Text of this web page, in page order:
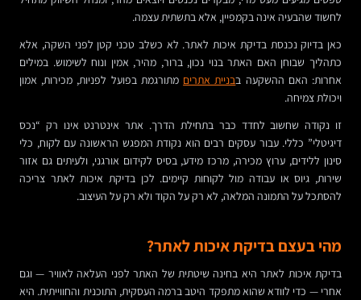
לחשוד שהבעיה אינה בקמפיין, אלא בתשתית עצמה.
כאן בדיוק נכנסת בדיקת איכות לאתר. לא כשלב טכני קטן לפני השקה, אלא
כתהליך שבוחן האם האתר בנוי נכון, ברור, מהיר, אמין ונוח לשימוש. במילים
אחרות: האם ההשקעה בבניית אתרים מתורגמת בפועל לפניות, מכירות, אמון
ויכולת צמיחה.
זו נקודה שחשוב לחדד כבר בתחילת הדרך. אתר אינטרנט אינו רק “נכס
דיגיטלי” כללי. עבור עסקים רבים הוא נקודת המפגש הראשונה עם לקוח, כלי
סינון ללידים, ערוץ מכירה, מרכז מידע, בסיס לקידום אורגני, ולעיתים גם אזור
שירות, גיוס או עבודה מול לקוחות קיימים. לכן בדיקת איכות לאתר צריכה
להסתכל על התמונה המלאה, לא רק על הקוד ולא רק על העיצוב.
מהי בעצם בדיקת איכות לאתר?
בדיקת איכות לאתר היא בחינה שיטתית של האתר לפני העלאה לאוויר — וגם
אחרי — כדי לוודא שהוא מתפקד היטב ברמה העסקית, התוכנית והחווייתית. היא